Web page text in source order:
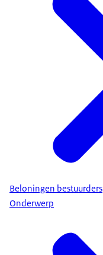
Beloningen bestuurders
Onderwerp